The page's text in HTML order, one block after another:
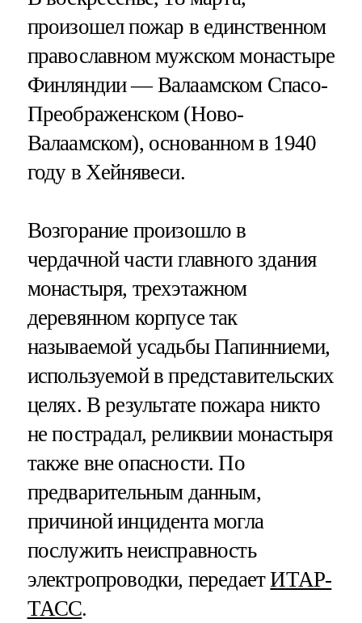
произошел пожар в единственном
православном мужском монастыре
Финляндии — Валаамском Спасо-
Преображенском (Ново-
Валаамском), основанном в 1940
году в Хейнявеси.
Возгорание произошло в
чердачной части главного здания
монастыря, трехэтажном
деревянном корпусе так
называемой усадьбы Папинниеми,
используемой в представительских
целях. В результате пожара никто
не пострадал, реликвии монастыря
также вне опасности. По
предварительным данным,
причиной инцидента могла
послужить неисправность
электропроводки, передаетИТАР-
ТАСС.